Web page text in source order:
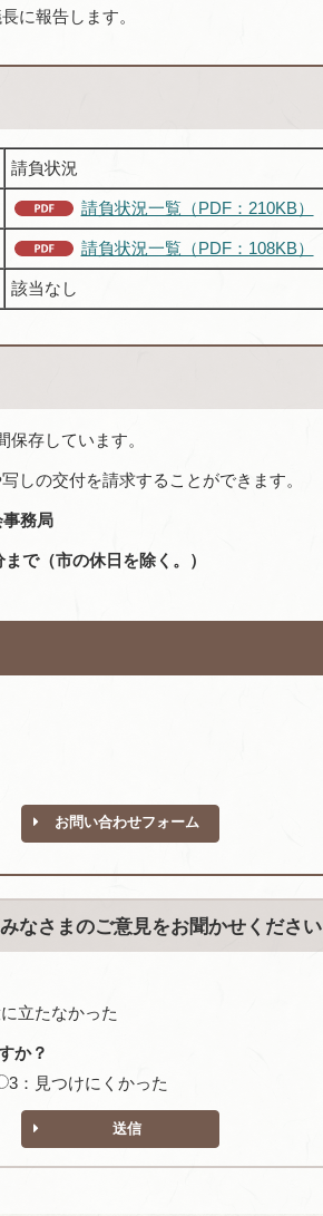
に報告します。
請負状況
請負状況一覧（PDF：210KB）
請負状況一覧（PDF：108KB）
該当なし
存しています。
しの交付を請求することができます。
務局
で（市の休日を除く。）
お問い合わせフォーム
なさまのご意見をお聞かせください
立たなかった
か？
3：見つけにくかった
送信